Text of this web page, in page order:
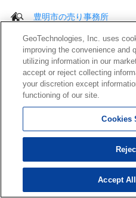
豊明市の売り事務所
豊明市の売りビル・ 一棟
豊明市のファストフード
豊明市のファミリーレス
GeoTechnologies, Inc. uses
improving the convenience and
utilizing information in our
accept or reject collecting
your discretion except
functioning of our site.
Cookies
Accept